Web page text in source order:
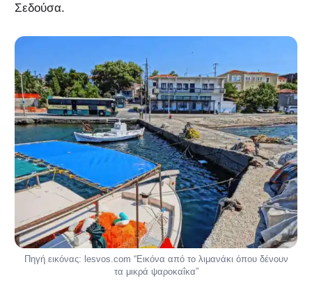
Σεδούσα.
Πηγή εικόνας: lesvos.com “Εικόνα από το λιμανάκι όπου δένουν
τα μικρά ψαροκαΐκα”